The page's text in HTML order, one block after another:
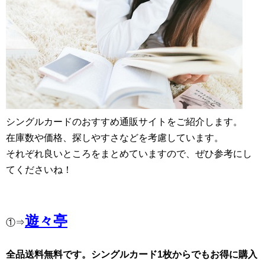
シングルカードのおすすめ通販サイトをご紹介します。
在庫数や価格、探しやすさなどを考慮しています。
それぞれ良いところをまとめていますので、ぜひ参考にし
てくださいね！
①⇒遊々亭
全品送料無料です。シングルカード1枚からでもお得に購入